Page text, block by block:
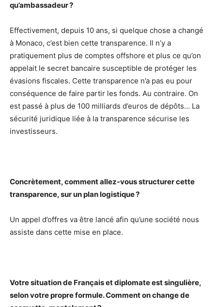
qu’ambassadeur ?
Effectivement, depuis 10 ans, si quelque chose a changé
à Monaco, c’est bien cette transparence. Il n’y a
pratiquement plus de comptes offshore et plus ce qu’on
appelait le secret bancaire susceptible de protéger les
évasions fiscales. Cette transparence n’a pas eu pour
conséquence de faire partir les fonds. Au contraire. On
est passé à plus de 100 milliards d’euros de dépôts… La
sécurité juridique liée à la transparence sécurise les
investisseurs.
Concrètement, comment allez-vous structurer cette
transparence, sur un plan logistique ?
Un appel d’offres va être lancé afin qu’une société nous
assiste dans cette mise en place.
Votre situation de Français et diplomate est singulière,
selon votre propre formule. Comment on change de